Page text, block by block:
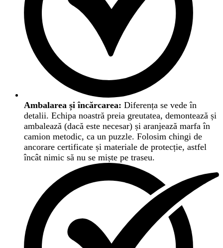
Ambalarea și încărcarea: Diferența se vede în
detalii. Echipa noastră preia greutatea, demontează și
ambalează (dacă este necesar) și aranjează marfa în
camion metodic, ca un puzzle. Folosim chingi de
ancorare certificate și materiale de protecție, astfel
încât nimic să nu se miște pe traseu.